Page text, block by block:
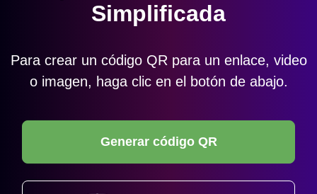
Simplificada
Para crear un código QR para un enlace, video
o imagen, haga clic en el botón de abajo.
Generar código QR